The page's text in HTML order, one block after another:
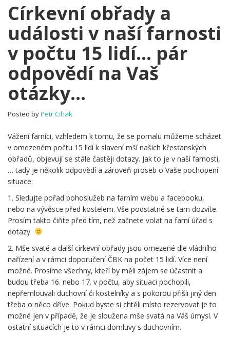
s
názvem
Církevní
obřady
události
v
15
lidí…
pár
odpovědí
na
otázky…
Církevní obřady a
události v naší farnosti
v počtu 15 lidí… pár
odpovědí na Vaš
otázky…
Posted byPetr Cihak
Vážení farníci, vzhledem k tomu, že se pomalu můžeme scházet
v omezeném počtu 15 lidí k slavení mší našich křesťanských
obřadů, objevují se stále častěji dotazy. Jak to je v naší farnosti,
… tady je několik odpovědí a zároveň proseb o Vaše pochopení
situace:
1. Sledujte pořad bohoslužeb na farním webu a facebooku,
nebo na vývěsce před kostelem. Vše podstatné se tam dozvíte.
Prosím takto čiňte před tím, než začnete volat na farní úřad s
dotazy
2. Mše svaté a další církevní obřady jsou omezené dle vládního
nařízení a v rámci doporučení ČBK na počet 15 lidí. Více není
možné. Prosíme všechny, kteří by měli zájem se účastnit a
budou třeba 16. nebo 17. v počtu, aby situaci pochopili,
nepřemlouvali duchovní či kostelníky a s pokorou přišli jiný den
třeba o něco dříve. Pokud byste si chtěli místo rezervovat je to
možné jen v případě, že je sloužena mše svatá na Váš úmysl. V
ostatní situacích je to v rámci domluvy s duchovním.